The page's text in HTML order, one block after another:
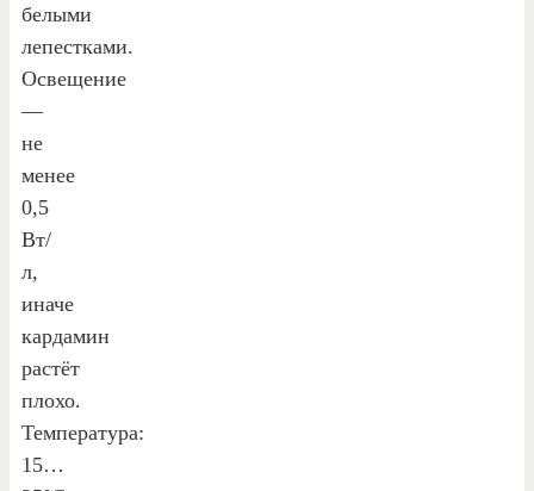
белыми
лепестками.
Освещение
—
не
менее
0,5
Вт/
л,
иначе
кардамин
растёт
плохо.
Температура:
15…